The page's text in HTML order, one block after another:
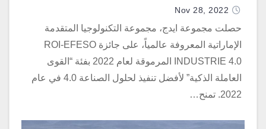
الصناعة 4.0 في عام 2022
Nov 28, 2022
حصلت مجموعة ايدج، مجموعة التكنولوجيا المتقدمة
الإماراتية المعروفة عالمياً، على جائزة ROI-EFESO
INDUSTRIE 4.0 المرموقة لعام 2022 بفئة “القوى
العاملة الذكية” لأفضل تنفيذ لحلول الصناعة 4.0 في عام
2022. تمنح…